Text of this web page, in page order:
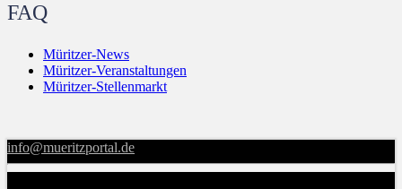
FAQ
Müritzer-News
Müritzer-Veranstaltungen
Müritzer-Stellenmarkt
info@mueritzportal.de